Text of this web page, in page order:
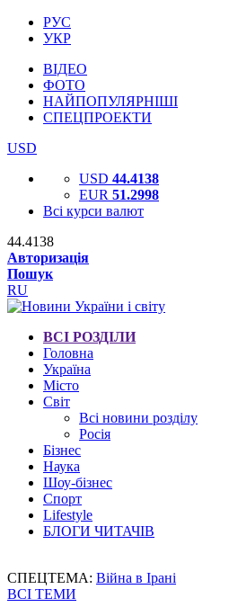
РУС
УКР
ВІДЕО
ФОТО
НАЙПОПУЛЯРНІШІ
СПЕЦПРОЕКТИ
USD
USD 44.4138
EUR 51.2998
Всі курси валют
44.4138
Авторизація
Пошук
RU
ВСІ РОЗДІЛИ
Головна
Україна
Місто
Світ
Всі новини розділу
Росія
Бізнес
Наука
Шоу-бізнес
Спорт
Lifestyle
БЛОГИ ЧИТАЧІВ
СПЕЦТЕМА: Війна в Ірані
ВСІ ТЕМИ